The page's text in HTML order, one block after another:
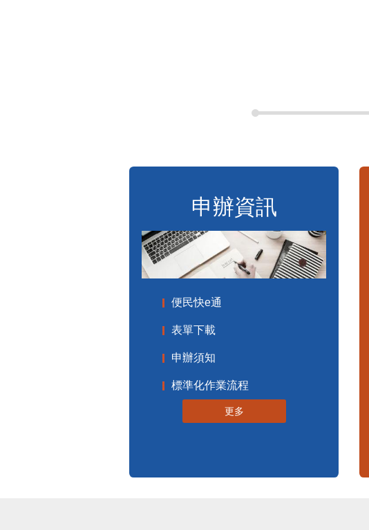
申辦資訊
便民快e通
表單下載
申辦須知
標準化作業流程
更多